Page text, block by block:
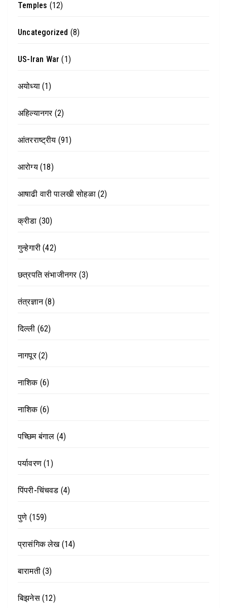
Temples (12)
Uncategorized (8)
US-Iran War (1)
अयोध्या(1)
अहिल्यानगर(2)
आंतरराष्ट्रीय (91)
आरोग्य(18)
आषाढी वारी पालखी सोहळा(2)
क्रीडा (30)
गुन्हेगारी (42)
छत्रपति संभाजीनगर(3)
तंत्रज्ञान(8)
दिल्ली (62)
नागपूर(2)
नाशिक(6)
नाशिक(6)
पच्छिम बंगाल (4)
पर्यावरण (1)
पिंपरी-चिंचवड (4)
पुणे (159)
प्रासंगिक लेख(14)
बारामती(3)
बिझनेस(12)